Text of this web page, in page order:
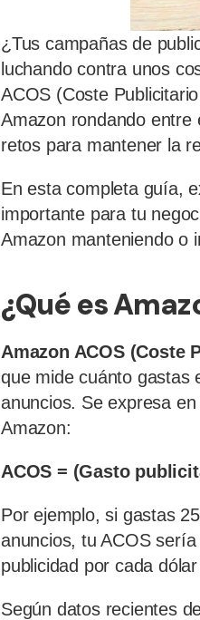
¿Tus campañas de
luchando contra unos
ACOS (Coste
Amazon rondando entre
retos para mantener la
En esta completa guía,
importante para tu
Amazon manteniendo o
¿Qué es
Amazon ACOS (Coste
que mide cuánto gastas
anuncios. Se expresa
Amazon:
ACOS = (Gasto
Por ejemplo, si gastas
anuncios, tu ACOS
publicidad por cada
Según datos recientes